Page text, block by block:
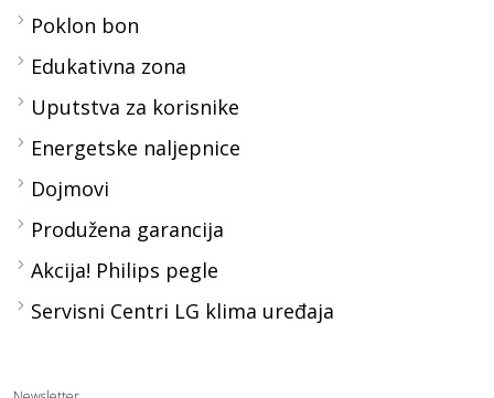
Poklon bon
Edukativna zona
Uputstva za korisnike
Energetske naljepnice
Dojmovi
Produžena garancija
Akcija! Philips pegle
Servisni Centri LG klima uređaja